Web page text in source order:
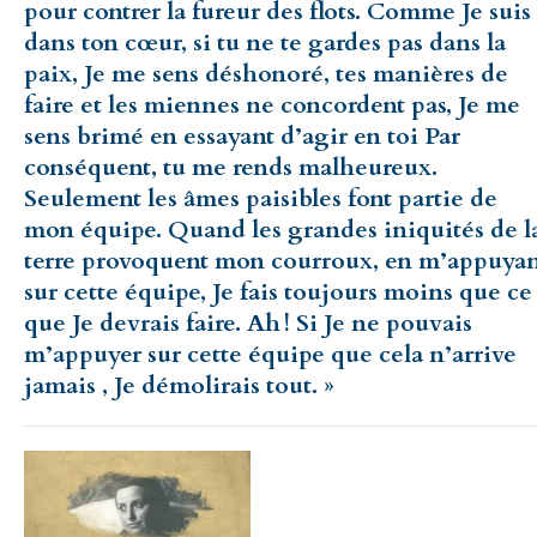
pour contrer la fureur des flots. Comme Je suis
dans ton cœur, si tu ne te gardes pas dans la
paix, Je me sens déshonoré, tes manières de
faire et les miennes ne concordent pas, Je me
sens brimé en essayant d’agir en toi Par
conséquent, tu me rends malheureux.
Seulement les âmes paisibles font partie de
mon équipe. Quand les grandes iniquités de
terre provoquent mon courroux, en
sur cette équipe, Je fais toujours moins que ce
que Je devrais faire. Ah ! Si Je ne pouvais
m’appuyer sur cette équipe que cela n’arrive
jamais , Je démolirais tout. »